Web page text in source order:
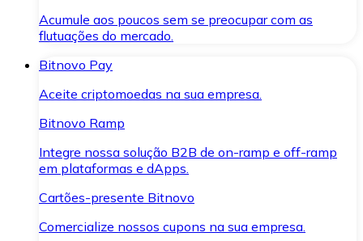
Acumule aos poucos sem se preocupar com as
flutuações do mercado.
Bitnovo Pay
Aceite criptomoedas na sua empresa.
Bitnovo Ramp
Integre nossa solução B2B de on-ramp e off-ramp
em plataformas e dApps.
Cartões-presente Bitnovo
Comercialize nossos cupons na sua empresa.